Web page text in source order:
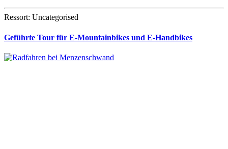
Ressort: Uncategorised
Geführte Tour für E-Mountainbikes und E-Handbikes